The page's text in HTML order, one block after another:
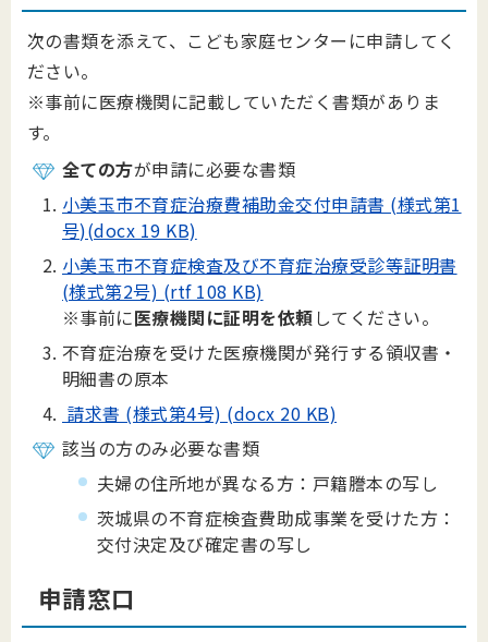
次の書類を添えて、こども家庭センターに申請してく
ださい。
※事前に医療機関に記載していただく書類がありま
す。
全ての方が申請に必要な書類
小美玉市不育症治療費補助金交付申請書 (様式第1
号)(docx 19 KB)
小美玉市不育症検査及び不育症治療受診等証明書
(様式第2号) (rtf 108 KB)
※事前に医療機関に証明を依頼してください。
不育症治療を受けた医療機関が発行する領収書・
明細書の原本
請求書 (様式第4号) (docx 20 KB)
該当の方のみ必要な書類
夫婦の住所地が異なる方：戸籍謄本の写し
茨城県の不育症検査費助成事業を受けた方：
交付決定及び確定書の写し
申請窓口